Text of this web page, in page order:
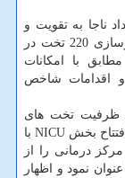
ناجا به تقویت و
تجهیز مراكز درمانی ناجا اشاره و بازسازی و نوسازی 220 تخت در
با امكانات
و اقدامات شاخص
ادامه افزایش 70 تخت به ظرفیت تخت های
بستری بیمارستان فوق تخصصی ولی عصر(عج)، افتتاح بخش NICU با
درمانی را از
نمود و اظهار